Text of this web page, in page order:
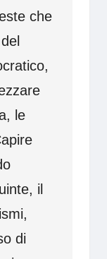
che
le
il
di